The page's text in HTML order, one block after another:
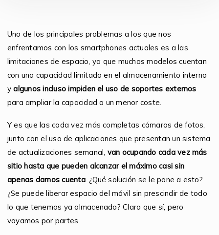
Uno de los principales problemas a los que nos
enfrentamos con los smartphones actuales es a las
limitaciones de espacio, ya que muchos modelos cuentan
con una capacidad limitada en el almacenamiento interno
yalgunos incluso impiden el uso de soportes externos
para ampliar la capacidad a un menor coste.
Y es que las cada vez más completas cámaras de fotos,
junto con el uso de aplicaciones que presentan un sistema
de actualizaciones semanal, van ocupando cada vez más
sitio hasta que pueden alcanzar el máximo casi sin
apenas darnos cuenta. ¿Qué solución se le pone a esto?
¿Se puede liberar espacio del móvil sin prescindir de todo
lo que tenemos ya almacenado? Claro que sí, pero
vayamos por partes.